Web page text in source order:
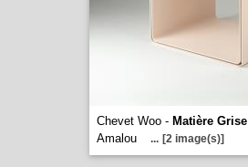
Chevet Woo - Matière Grise
Amalou
... [2 image(s)]